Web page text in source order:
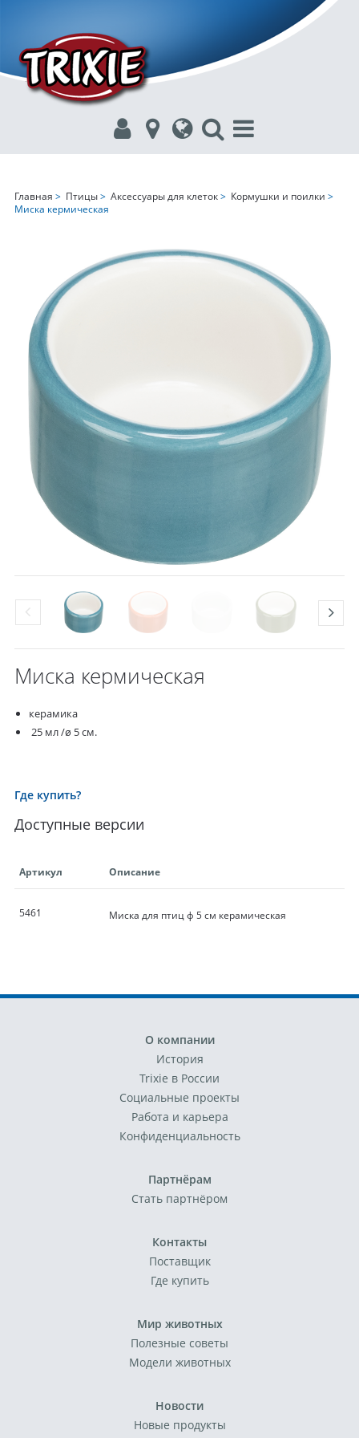
Главная > Птицы> Аксессуары для клеток> Кормушки и поилки >
Миска кермическая
Миска кермическая
керамика
25 мл /ø 5 см.
Где купить?
Доступные версии
Артикул Описание
5461 Миска для птиц ф 5 см керамическая
О компании
История
Trixie в России
Социальные проекты
Работа и карьера
Конфиденциальность
Партнёрам
Стать партнёром
Контакты
Поставщик
Где купить
Мир животных
Полезные советы
Модели животных
Новости
Новые продукты